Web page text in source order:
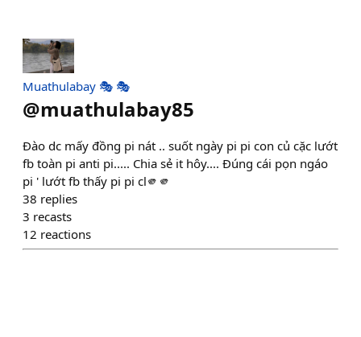
Muathulabay 🎭 🎭
@muathulabay85
Đào dc mấy đồng pi nát .. suốt ngày pi pi con củ cặc lướt
fb toàn pi anti pi..... Chia sẻ it hôy.... Đúng cái pọn ngáo
pi ' lướt fb thấy pi pi cl🫵🫵
38 replies
3 recasts
12 reactions